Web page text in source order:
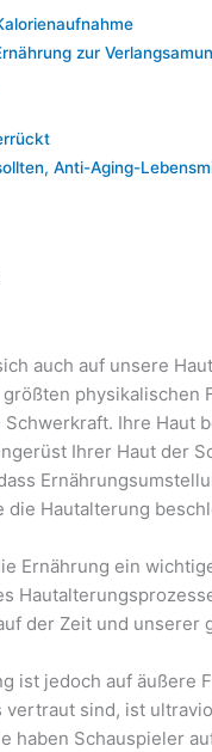
zur
Anti-Aging-
auch auf unsere
physikalischen
Ihre Haut
Ihrer Haut der
die Hautalterung
Ernährung ein
der Zeit und unserer
ist jedoch auf äußere
sind, ist
haben Schauspieler